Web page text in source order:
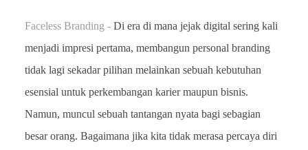
Faceless Branding - Di era di mana jejak digital sering kali
menjadi impresi pertama, membangun personal branding
tidak lagi sekadar pilihan melainkan sebuah kebutuhan
esensial untuk perkembangan karier maupun bisnis.
Namun, muncul sebuah tantangan nyata bagi sebagian
besar orang. Bagaimana jika kita tidak merasa percaya diri